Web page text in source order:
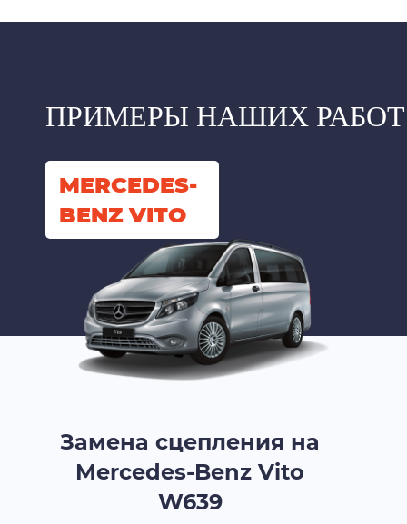
ПРИМЕРЫ НАШИХ РАБОТ
MERCEDES-
BENZ VITO
Замена сцепления на
Mercedes-Benz Vito
W639